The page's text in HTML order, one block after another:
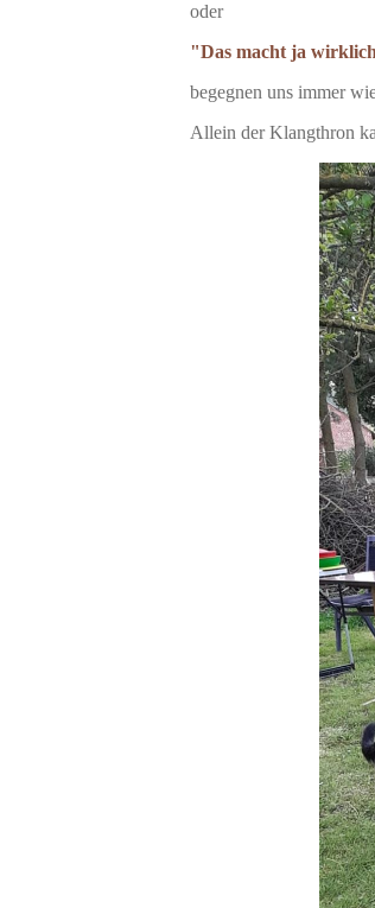
oder
"Das macht ja
begegnen uns immer
Allein der Klangthron